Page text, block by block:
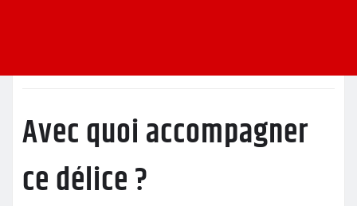
Avec quoi accompagner
ce délice ?